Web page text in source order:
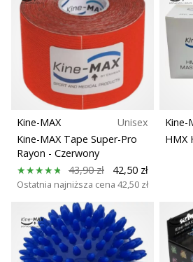
Kine-MAX
Unisex
Kine-MAX Tape Super-Pro
Rayon - Czerwony
43,90 zł
42,50 zł
Ostatnia najniższa cena 42,50 zł
Kine-
HMX